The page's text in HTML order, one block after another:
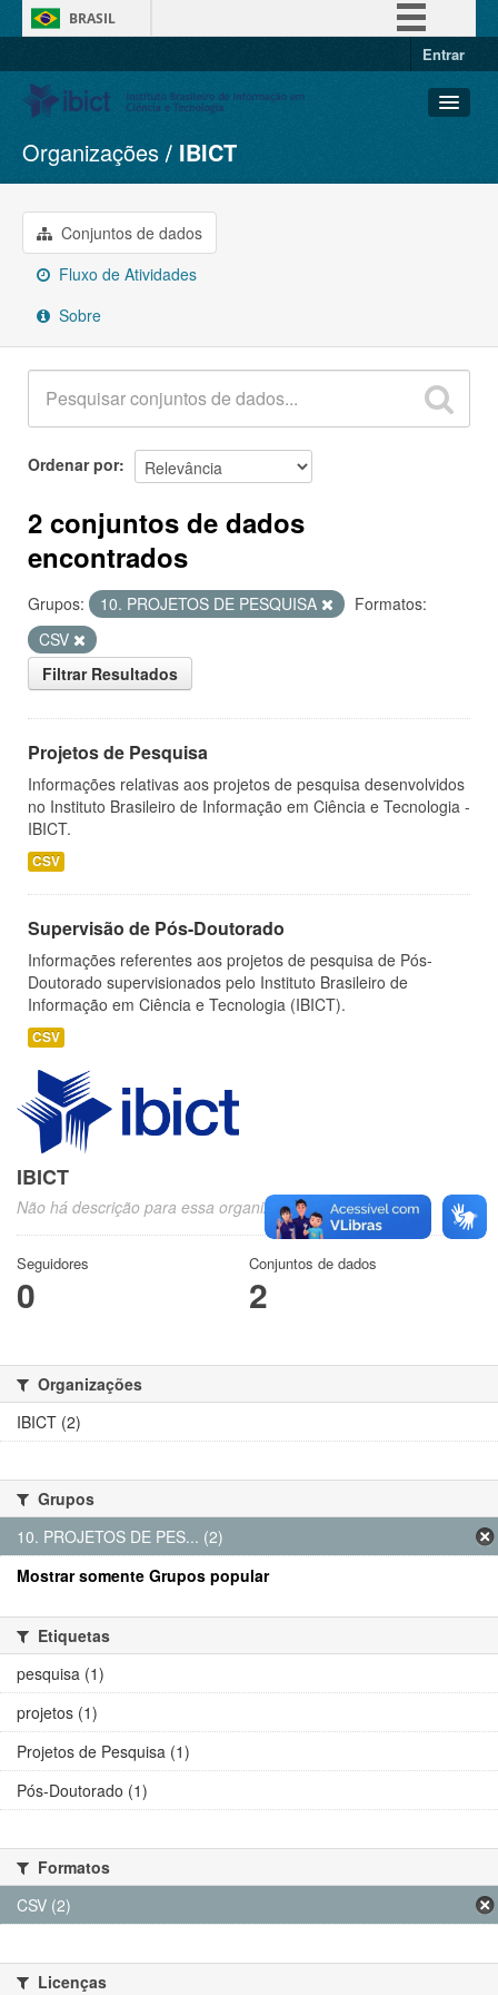
BRASIL
Entrar
Conjuntos de dados
Organizações
Grupos
Sobre
Organizações IBICT
Conjuntos de dados
Fluxo de Atividades
Sobre
Ordenar por
2 conjuntos de dados
encontrados
Grupos: 10. PROJETOS DE PESQUISA
Formatos:
CSV
Filtrar Resultados
Projetos de Pesquisa
Informações relativas aos projetos de pesquisa desenvolvidos
no Instituto Brasileiro de Informação em Ciência e Tecnologia -
IBICT.
CSV
Supervisão de Pós-Doutorado
Informações referentes aos projetos de pesquisa de Pós-
Doutorado supervisionados pelo Instituto Brasileiro de
Informação em Ciência e Tecnologia (IBICT).
CSV
IBICT
Não há descrição para essa organização
Seguidores
0
Conjuntos de dados
2
Organizações
IBICT (2)
Grupos
10. PROJETOS DE PES... (2)
Mostrar somente Grupos popular
Etiquetas
pesquisa (1)
projetos (1)
Projetos de Pesquisa (1)
Pós-Doutorado (1)
Formatos
CSV (2)
Licenças